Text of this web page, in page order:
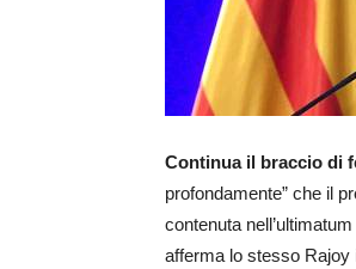
Continua il braccio di
profondamente” che il
contenuta
afferma lo stesso Rajoy